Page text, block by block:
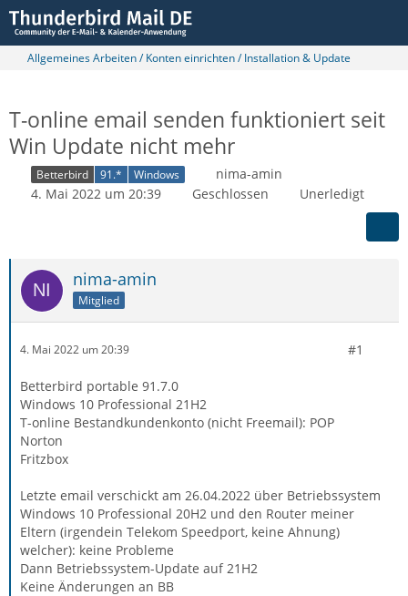
Allgemeines Arbeiten / Konten einrichten / Installation & Update
T-online email senden funktioniert seit
Win Update nicht mehr
Betterbird 91.* Windows
nima-amin
4. Mai 2022 um 20:39
Geschlossen Unerledigt
nima-amin
Mitglied
4. Mai 2022 um 20:39 #1
Betterbird portable 91.7.0
Windows 10 Professional 21H2
T-online Bestandkundenkonto (nicht Freemail): POP
Norton
Fritzbox
Letzte email verschickt am 26.04.2022 über Betriebssystem
Windows 10 Professional 20H2 und den Router meiner
Eltern (irgendein Telekom Speedport, keine Ahnung)
welcher): keine Probleme
Dann Betriebssystem-Update auf 21H2
Keine Änderungen an BB